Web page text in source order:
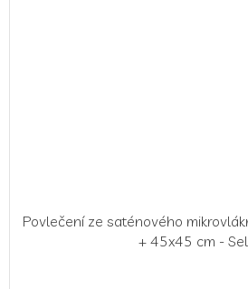
Povlečení ze saténového
+ 45x45 cm -